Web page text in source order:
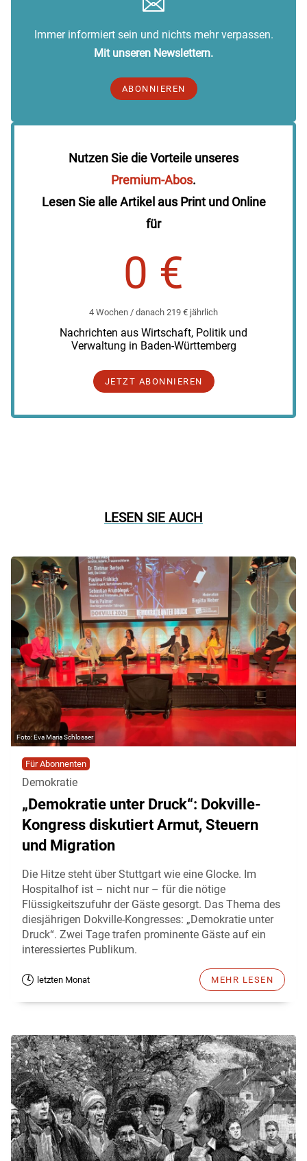
Immer informiert sein und nichts mehr verpassen.
Mit unseren Newslettern.
ABONNIEREN
Nutzen Sie die Vorteile unseres
Premium-Abos.
Lesen Sie alle Artikel aus Print und Online
für
0 €
4 Wochen / danach 219 € jährlich
Nachrichten aus Wirtschaft, Politik und
Verwaltung in Baden-Württemberg
JETZT ABONNIEREN
LESEN SIE AUCH
Eva Maria Schlosser
Für Abonnenten
Demokratie
„Demokratie unter Druck“: Dokville-
Kongress diskutiert Armut, Steuern
und Migration
Die Hitze steht über Stuttgart wie eine Glocke. Im
Hospitalhof ist – nicht nur – für die nötige
Flüssigkeitszufuhr der Gäste gesorgt. Das Thema des
diesjährigen Dokville-Kongresses: „Demokratie unter
Druck“. Zwei Tage trafen prominente Gäste auf ein
interessiertes Publikum.
letzten Monat MEHR LESEN